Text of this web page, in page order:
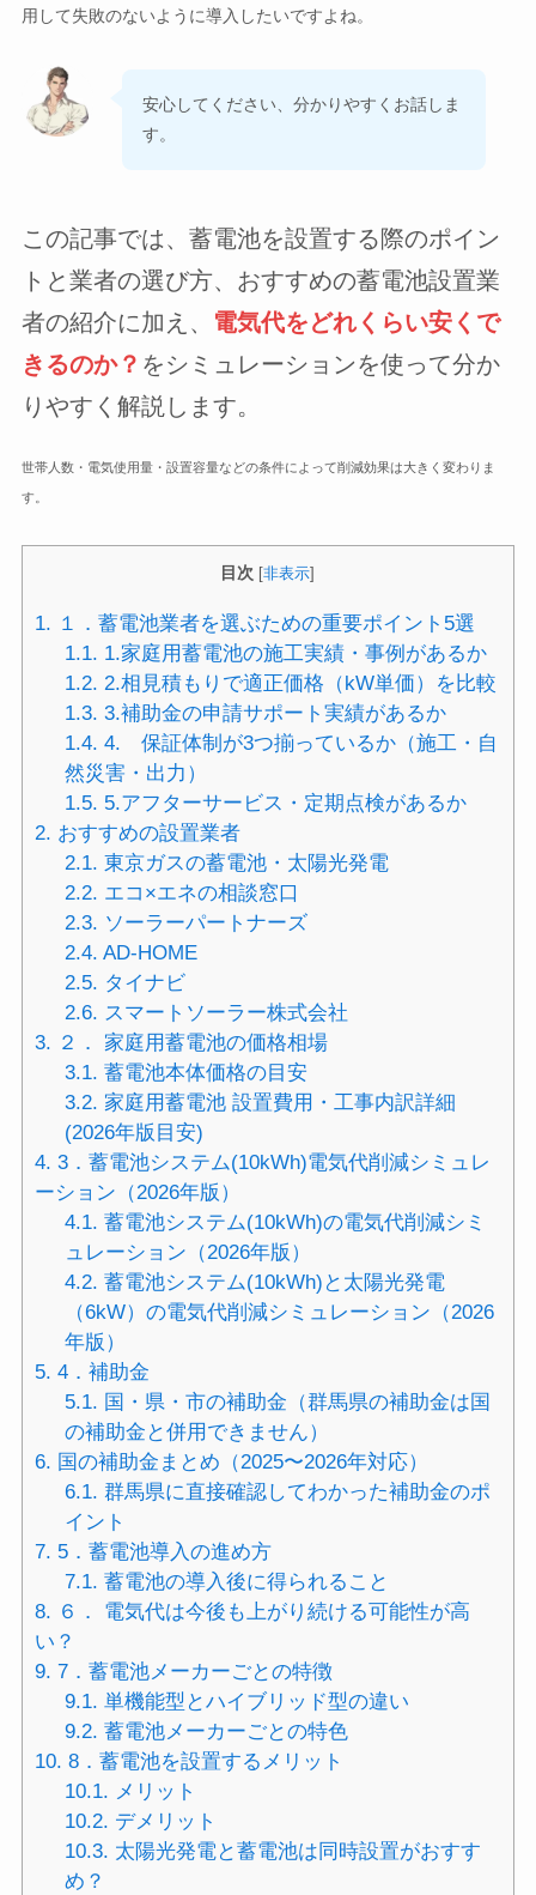
用して失敗のないように導入したいですよね。
安心してください、分かりやすくお話しま
す。
この記事では、蓄電池を設置する際のポイン
トと業者の選び方、おすすめの蓄電池設置業
者の紹介に加え、 電気代をどれくらい安くで
きるのか？ をシミュレーションを使って分か
りやすく解説します。
世帯人数・電気使用量・設置容量などの条件によって削減効果は大きく変わりま
す。
目次 [非表示]
1. １．蓄電池業者を選ぶための重要ポイント5選
1.1. 1.家庭用蓄電池の施工実績・事例があるか
1.2. 2.相見積もりで適正価格（kW単価）を比較
1.3. 3.補助金の申請サポート実績があるか
1.4. 4. 保証体制が3つ揃っているか（施工・自
然災害・出力）
1.5. 5.アフターサービス・定期点検があるか
2. おすすめの設置業者
2.1. 東京ガスの蓄電池・太陽光発電
2.2. エコ×エネの相談窓口
2.3. ソーラーパートナーズ
2.4. AD-HOME
2.5. タイナビ
2.6. スマートソーラー株式会社
3. ２． 家庭用蓄電池の価格相場
3.1. 蓄電池本体価格の目安
3.2. 家庭用蓄電池 設置費用・工事内訳詳細
(2026年版目安)
4. 3．蓄電池システム(10kWh)電気代削減シミュレ
ーション（2026年版）
4.1. 蓄電池システム(10kWh)の電気代削減シミ
ュレーション（2026年版）
4.2. 蓄電池システム(10kWh)と太陽光発電
（6kW）の電気代削減シミュレーション（2026
年版）
5. 4．補助金
5.1. 国・県・市の補助金（群馬県の補助金は国
の補助金と併用できません）
6. 国の補助金まとめ（2025〜2026年対応）
6.1. 群馬県に直接確認してわかった補助金のポ
イント
7. 5．蓄電池導入の進め方
7.1. 蓄電池の導入後に得られること
8. ６． 電気代は今後も上がり続ける可能性が高
い？
9. 7．蓄電池メーカーごとの特徴
9.1. 単機能型とハイブリッド型の違い
9.2. 蓄電池メーカーごとの特色
10. 8．蓄電池を設置するメリット
10.1. メリット
10.2. デメリット
10.3. 太陽光発電と蓄電池は同時設置がおすす
め？